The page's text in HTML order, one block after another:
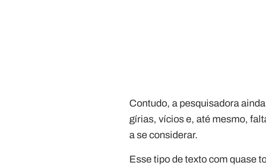
Contudo, a pesquisadora
gírias, vícios e, até mesmo,
a se considerar.
Esse tipo de texto com quase